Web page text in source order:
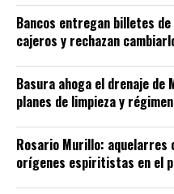
Bancos entregan billetes
cajeros y rechazan
Basura ahoga el drenaje de
planes de limpieza y
Rosario Murillo:
orígenes espiritistas en el